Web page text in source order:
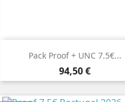
Pack Proof + UNC 7.5€...
Preço
94,50 €